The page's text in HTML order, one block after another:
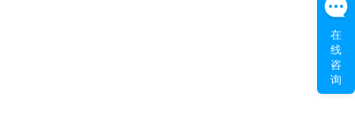
在
线
咨
询